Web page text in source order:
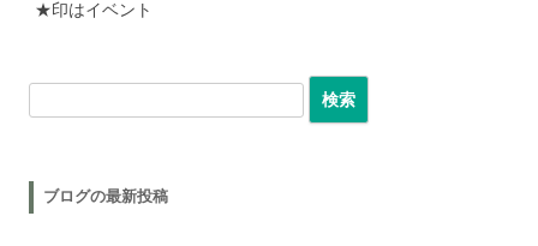
★印はイベント
検索:
ブログの最新投稿